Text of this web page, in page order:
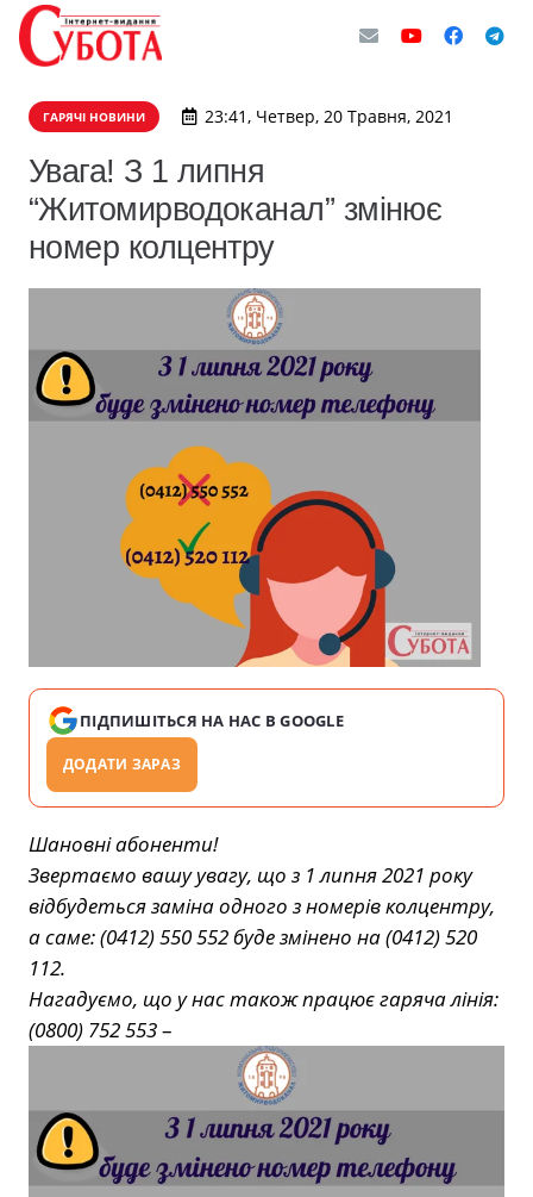
ГАРЯЧІ НОВИНИ 23:41, Четвер, 20 Травня, 2021
Увага! З 1 липня
“Житомирводоканал” змінює
номер колцентру
ПІДПИШІТЬСЯ НА НАС В GOOGLE
ДОДАТИ ЗАРАЗ
Шановні абоненти!
Звертаємо вашу увагу, що з 1 липня 2021 року
відбудеться заміна одного з номерів колцентру,
а саме: (0412) 550 552 буде змінено на (0412) 520
112.
Нагадуємо, що у нас також працює гаряча лінія:
(0800) 752 553–